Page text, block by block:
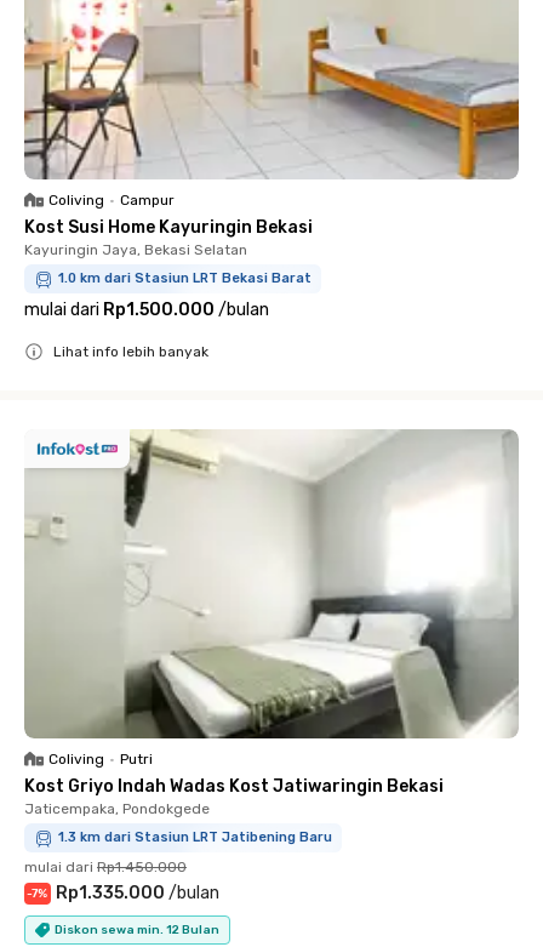
Coliving • Campur
Kost Susi Home Kayuringin Bekasi
Kayuringin Jaya, Bekasi Selatan
1.0 km dari Stasiun LRT Bekasi Barat
mulai dari Rp1.500.000 /bulan
Lihat info lebih banyak
Coliving • Putri
Kost Griyo Indah Wadas Kost Jatiwaringin Bekasi
Jaticempaka, Pondokgede
1.3 km dari Stasiun LRT Jatibening Baru
mulai dari Rp1.450.000
-7% Rp1.335.000 /bulan
Diskon sewa min. 12 Bulan